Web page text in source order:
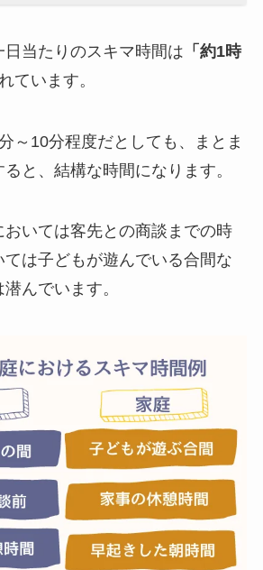
当たりのスキマ時間は 「約1時
ています。
～10分程度だとしても、まとま
と、結構な時間になります。
いては客先との商談までの時
ては子どもが遊んでいる合間な
んでいます。